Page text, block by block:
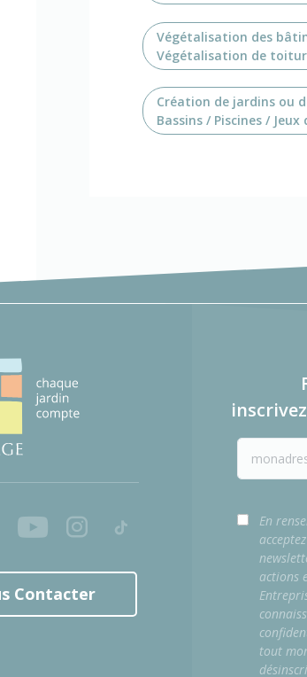
Végétalisation des
Végétalisation de
Création de jardins ou
Bassins / Piscines / Jeux
YoutubeInstagram
Tiktok
Contacter
En
actions
tout